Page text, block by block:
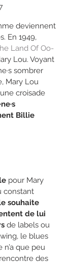
deviennent
En 1949,
Land Of Oo-
Lou. Voyant
sombrer
Mary Lou
croisade
Billie
pour Mary
constant
souhaite
de lui
de labels ou
le blues
que peu
des